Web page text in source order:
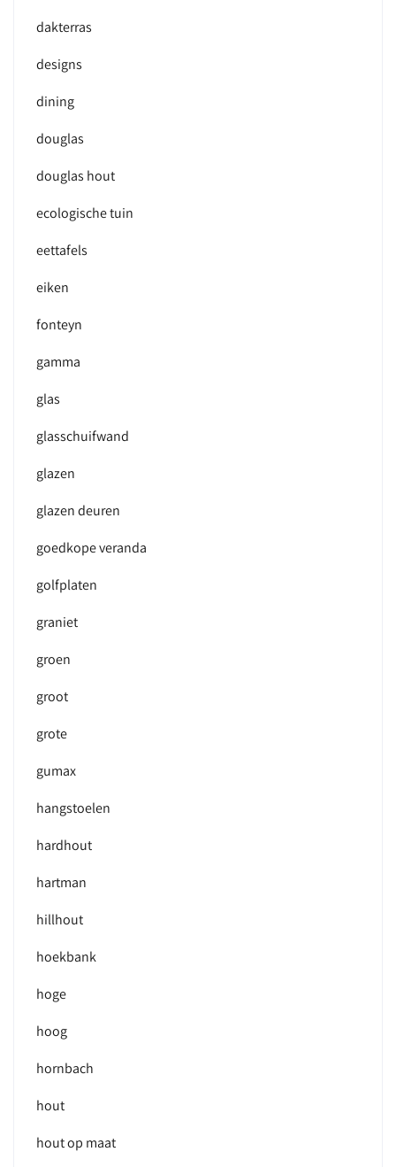
dakterras
designs
dining
douglas
douglas hout
ecologische tuin
eettafels
eiken
fonteyn
gamma
glas
glasschuifwand
glazen
glazen deuren
goedkope veranda
golfplaten
graniet
groen
groot
grote
gumax
hangstoelen
hardhout
hartman
hillhout
hoekbank
hoge
hoog
hornbach
hout
hout op maat